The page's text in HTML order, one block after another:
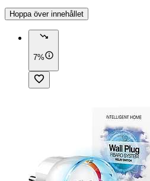
Hoppa över innehållet
7%